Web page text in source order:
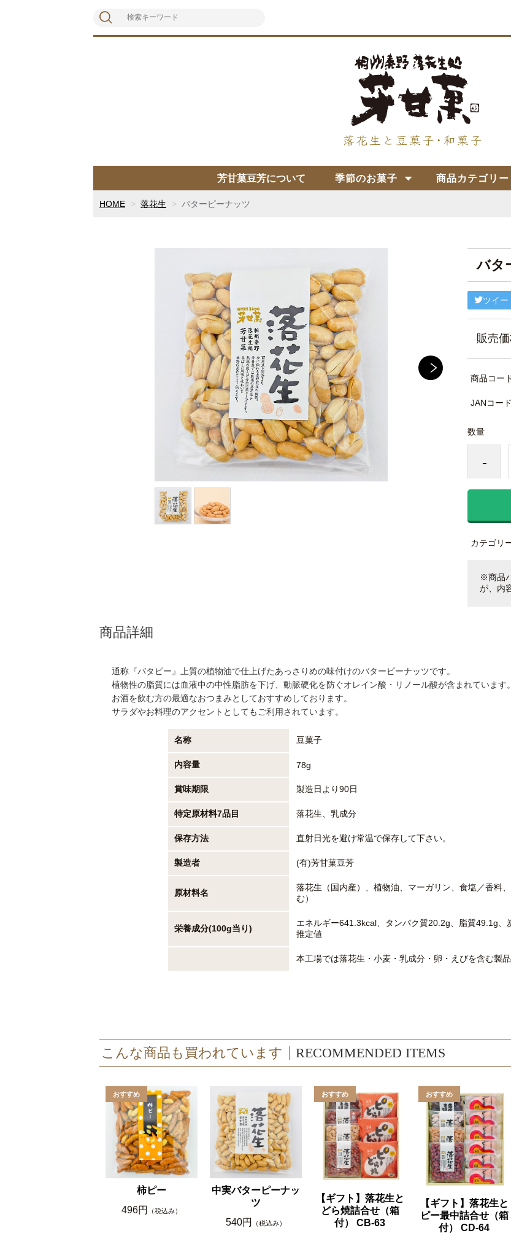
芳甘菓豆芳について 季節のお菓子 商品カテゴリー
HOME 落花生 バターピーナッツ
バタ
ツイー
販売価
商品コー
JANコード
数量
-
カテゴリ
※商品
が、内
商品詳細
通称『バタピー』上質の植物油で仕上げたあっさりめの味付けのバターピーナッツです。
植物性の脂質には血液中の中性脂肪を下げ、動脈硬化を防ぐオレイン酸・リノール酸が含まれています。
お酒を飲む方の最適なおつまみとしておすすめしております。
サラダやお料理のアクセントとしてもご利用されています。
名称 豆菓子
内容量 78g
賞味期限 製造日より90日
特定原材料7品目 落花生、乳成分
保存方法 直射日光を避け常温で保存して下さい。
製造者 (有)芳甘菓豆芳
原材料名
落花生（国内産）、植物油、マーガリン、食塩／香料
む）
栄養成分(100g当り)
エネルギー641.3kcal、タンパク質20.2g、脂質49.1g
推定値
本工場では落花生・小麦・乳成分・卵・えびを含む製品
RECOMMENDED ITEMS
こんな商品も買われています
柿ピー
496円
（税込み）
中実バターピーナッ
ツ
540円
（税込み）
【ギフト】落花生と
どら焼詰合せ（箱
付） CB-63
【ギフト】落花生と
ピー最中詰合せ（箱
付） CD-64